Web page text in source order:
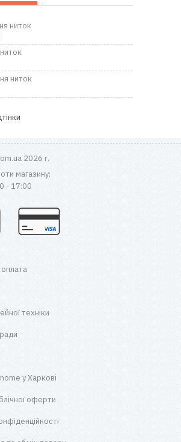
ниток
ниток
2026 г.
магазину:
- 17:00
техніки
у Харкові
оферти